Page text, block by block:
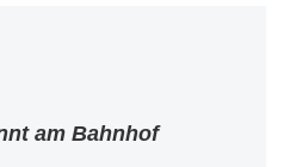
am Bahnhof